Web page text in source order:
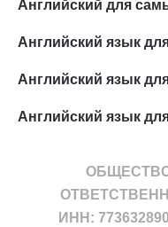
Английский для
Английский язык
Английский язык
Английский язык
ИНН: